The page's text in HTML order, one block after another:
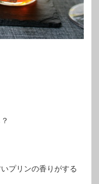
プリンの香りがする